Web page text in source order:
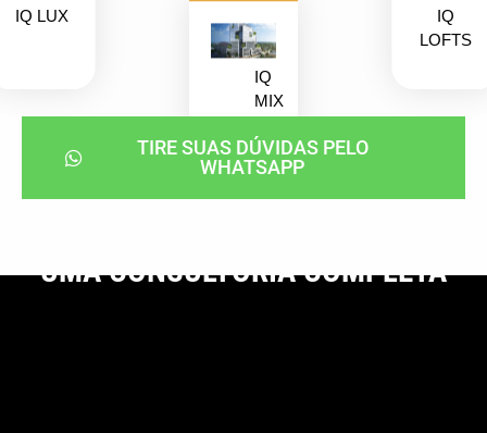
IQ LUX
IQ
MIX
IQ
LOFTS
TIRE SUAS DÚVIDAS PELO
WHATSAPP
UMA CONSULTORIA COMPLETA